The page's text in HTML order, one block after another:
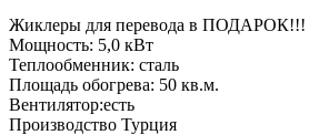
Жиклеры для перевода в ПОДАРОК!!!
Мощность: 5,0 кВт
Теплообменник: сталь
Площадь обогрева: 50 кв.м.
Вентилятор:есть
Производство Турция